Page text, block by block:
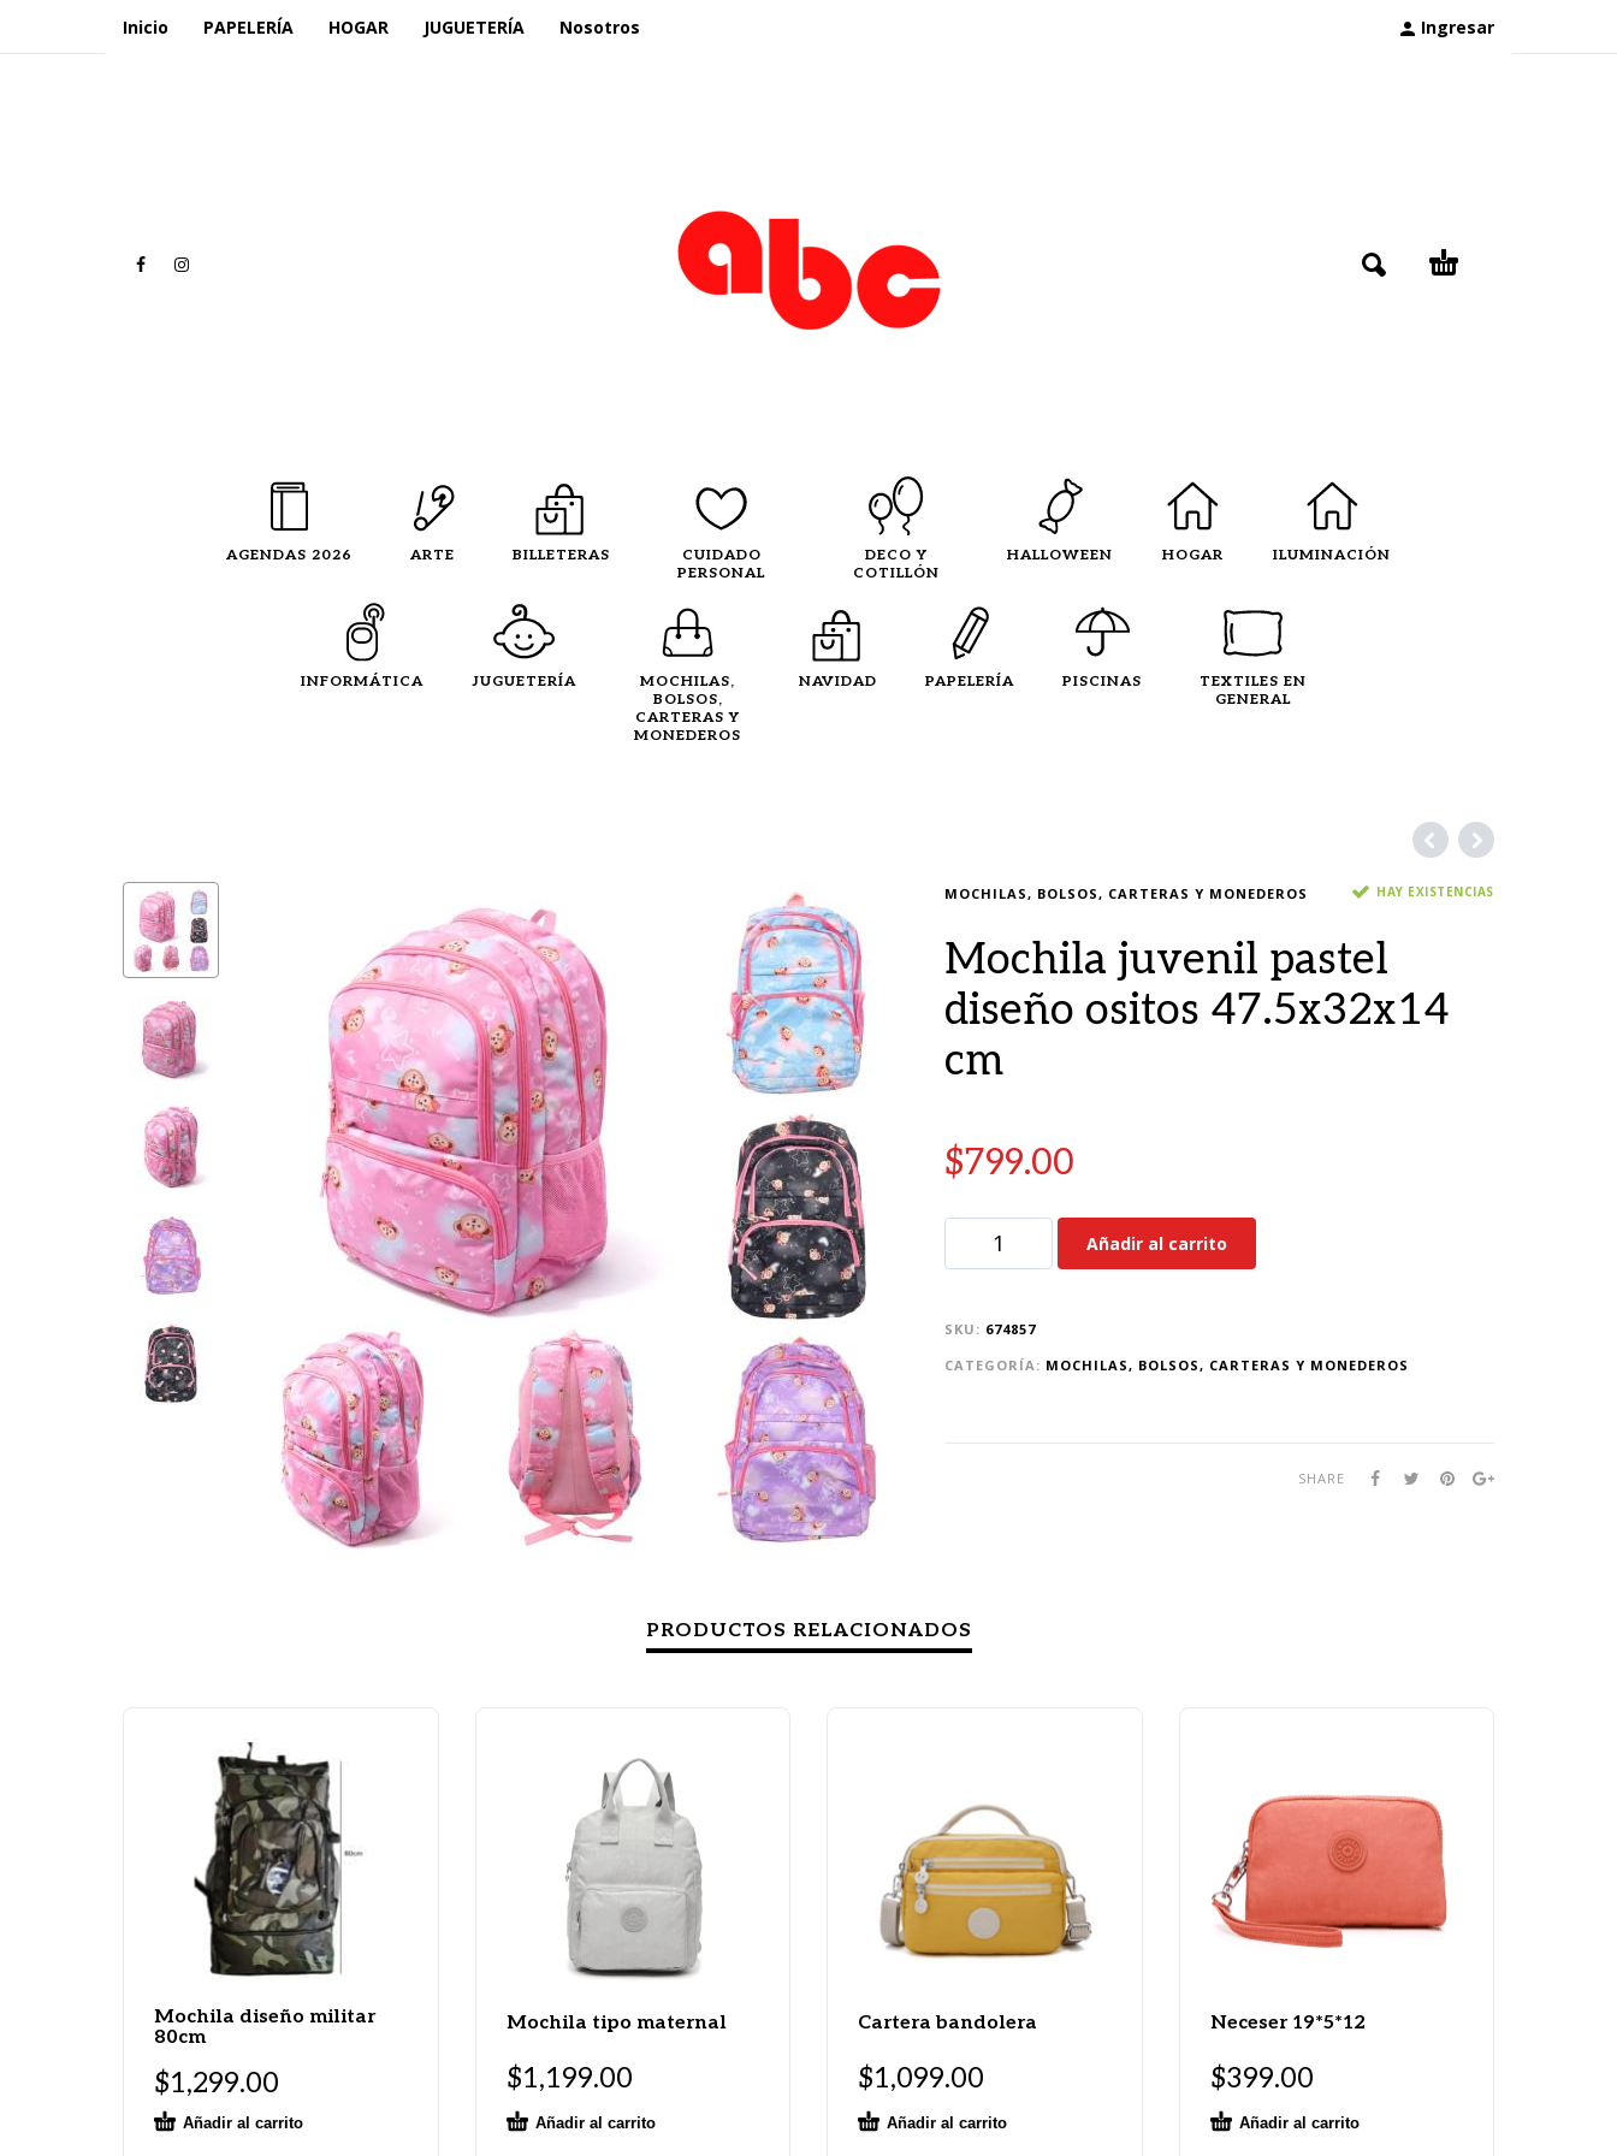
Ingresar
Inicio PAPELERÍA HOGAR JUGUETERÍA Nosotros
AGENDAS 2026 ARTE BILLETERAS
CUIDADO
PERSONAL
DECO Y
COTILLÓN
HALLOWEEN HOGAR ILUMINACIÓN
INFORMÁTICA JUGUETERÍA
MOCHILAS,
BOLSOS,
CARTERAS Y
MONEDEROS
NAVIDAD PAPELERÍA PISCINAS
TEXTILES EN
GENERAL
MOCHILAS, BOLSOS, CARTERAS Y MONEDEROS HAY EXISTENCIAS
Mochila juvenil pastel
diseño ositos 47.5x32x14
cm
$799.00
Añadir al carrito
SKU: 674857
CATEGORÍA: MOCHILAS, BOLSOS, CARTERAS Y MONEDEROS
SHARE
PRODUCTOS RELACIONADOS
Mochila diseño militar
80cm
$1,299.00
Añadir al carrito
Mochila tipo maternal
$1,199.00
Añadir al carrito
Cartera bandolera
$1,099.00
Añadir al carrito
Neceser 19*5*12
$399.00
Añadir al carrito